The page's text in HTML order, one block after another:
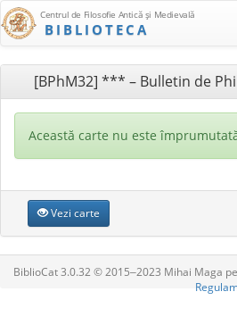
Centrul de Filosofie Antică şi Medievală
BIBLIOTECA
[BPhM32] *** – Bulletin de
Această carte nu este
Vezi carte
BiblioCat 3.0.32 © 2015‒2023 Mihai Maga